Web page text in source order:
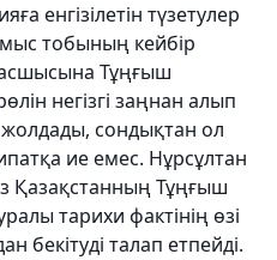
енгізілетін түзетулер
тобының кейбір
Тұңғыш
негізгі заңнан алып
сондықтан ол
ие емес. Нұрсұлтан
Қазақстанның Тұңғыш
тарихи фактінің өзі
бекітуді талап етпейді.